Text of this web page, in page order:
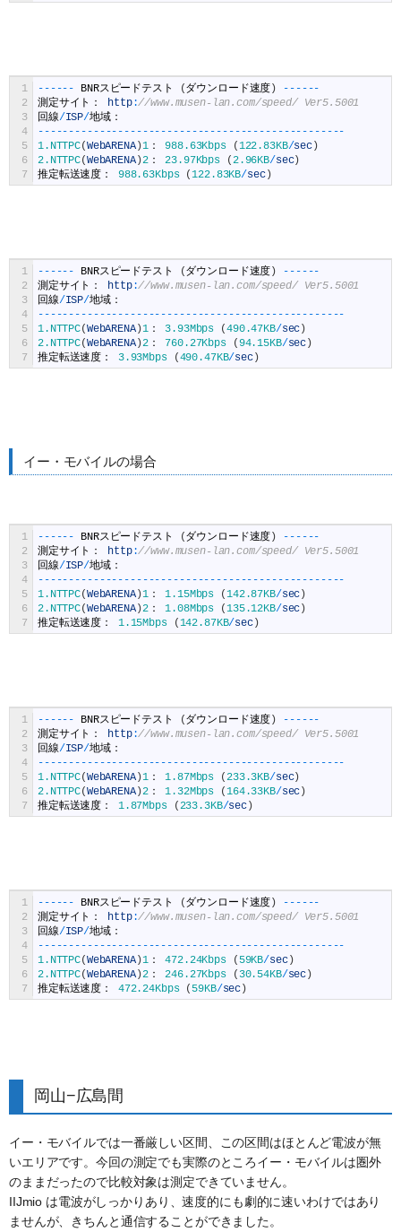
1
2
3
4
5
6
7
-- ---- BNRスピードテスト (ダウンロード速度 ) -- -- --
測定サイト：
http://www.musen-lan.com/speed/ Ver5.5001
回線/ISP/地域：
-- ---- -- -- ---- -- -- -- -- -- -- -- -- -- ---- -- -- ---- -- -- --
1.NTTPC(WebARENA)1： 988.63Kbps (122.83KB/sec )
2.NTTPC(WebARENA)2： 23.97Kbps (2.96KB/sec)
推定転送速度：
988.63Kbps (122.83KB/sec)
1
2
3
4
5
6
7
-- ---- BNRスピードテスト (ダウンロード速度 ) -- -- --
測定サイト：
http://www.musen-lan.com/speed/ Ver5.5001
回線/ISP/地域：
-- ---- -- -- ---- -- -- -- -- -- -- -- -- -- ---- -- -- ---- -- -- --
1.NTTPC(WebARENA)1： 3.93Mbps (490.47KB/sec )
2.NTTPC(WebARENA)2： 760.27Kbps (94.15KB/sec )
推定転送速度：
3.93Mbps (490.47KB/sec)
イー・モバイルの場合
1
2
3
4
5
6
7
-- ---- BNRスピードテスト (ダウンロード速度 ) -- -- --
測定サイト：
http://www.musen-lan.com/speed/ Ver5.5001
回線/ISP/地域：
-- ---- -- -- ---- -- -- -- -- -- -- -- -- -- ---- -- -- ---- -- -- --
1.NTTPC(WebARENA)1： 1.15Mbps (142.87KB/sec )
2.NTTPC(WebARENA)2： 1.08Mbps (135.12KB/sec )
推定転送速度：
1.15Mbps (142.87KB/sec)
1
2
3
4
5
6
7
-- ---- BNRスピードテスト (ダウンロード速度 ) -- -- --
測定サイト：
http://www.musen-lan.com/speed/ Ver5.5001
回線/ISP/地域：
-- ---- -- -- ---- -- -- -- -- -- -- -- -- -- ---- -- -- ---- -- -- --
1.NTTPC(WebARENA)1： 1.87Mbps (233.3KB/sec)
2.NTTPC(WebARENA)2： 1.32Mbps (164.33KB/sec )
推定転送速度：
1.87Mbps (233.3KB/sec )
1
2
3
4
5
6
7
-- ---- BNRスピードテスト (ダウンロード速度 ) -- -- --
測定サイト：
http://www.musen-lan.com/speed/ Ver5.5001
回線/ISP/地域：
-- ---- -- -- ---- -- -- -- -- -- -- -- -- -- ---- -- -- ---- -- -- --
1.NTTPC(WebARENA)1： 472.24Kbps ( 59KB/sec)
2.NTTPC(WebARENA)2： 246.27Kbps ( 30.54KB/sec )
推定転送速度：
472.24Kbps ( 59KB/sec )
岡山−広島間
イー・モバイルでは一番厳しい区間、この区間はほとんど電波が無
いエリアです。今回の測定でも実際のところイー・モバイルは圏外
のままだったので比較対象は測定できていません。
IIJmio は電波がしっかりあり、速度的にも劇的に速いわけではあり
ませんが、きちんと通信することができました。